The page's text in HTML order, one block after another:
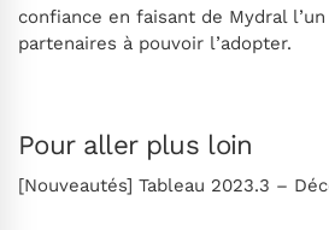
confiance en faisant de Mydral
partenaires à pouvoir l’adopter.
Pour aller plus loin
[Nouveautés] Tableau 2023.3 –